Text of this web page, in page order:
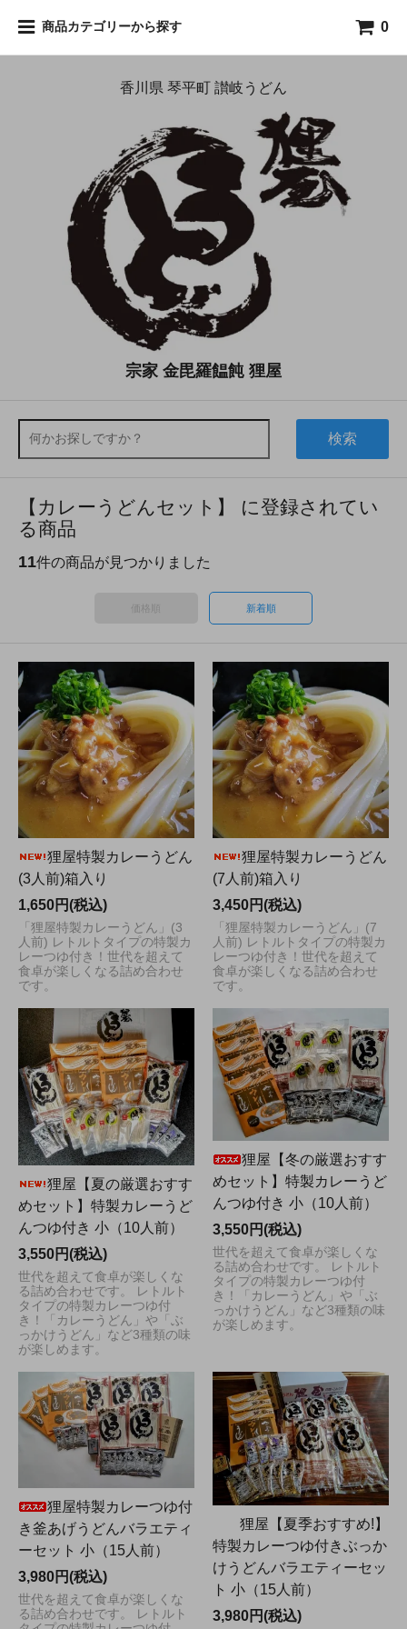
商品カテゴリーから探す 0
香川県 琴平町 讃岐うどん
宗家 金毘羅饂飩 狸屋
検索
【カレーうどんセット】 に登録されてい
る商品
11件の商品が見つかりました
価格順 新着順
狸屋特製カレーうどん
(3人前)箱入り
1,650円(税込)
「狸屋特製カレーうどん」(3
人前) レトルトタイプの特製カ
レーつゆ付き！世代を超えて
食卓が楽しくなる詰め合わせ
です。
狸屋特製カレーうどん
(7人前)箱入り
3,450円(税込)
「狸屋特製カレーうどん」(7
人前) レトルトタイプの特製カ
レーつゆ付き！世代を超えて
食卓が楽しくなる詰め合わせ
です。
狸屋【夏の厳選おすす
めセット】特製カレーうど
んつゆ付き 小（10人前）
3,550円(税込)
世代を超えて食卓が楽しくな
る詰め合わせです。 レトルト
タイプの特製カレーつゆ付
き！「カレーうどん」や「ぶ
っかけうどん」など3種類の味
が楽しめます。
狸屋【冬の厳選おすす
めセット】特製カレーうど
んつゆ付き 小（10人前）
3,550円(税込)
世代を超えて食卓が楽しくな
る詰め合わせです。 レトルト
タイプの特製カレーつゆ付
き！「カレーうどん」や「ぶ
っかけうどん」など3種類の味
が楽しめます。
狸屋特製カレーつゆ付
き釜あげうどんバラエティ
ーセット 小（15人前）
3,980円(税込)
世代を超えて食卓が楽しくな
る詰め合わせです。 レトルト
狸屋【夏季おすすめ!】
特製カレーつゆ付きぶっか
けうどんバラエティーセッ
ト 小（15人前）
3,980円(税込)